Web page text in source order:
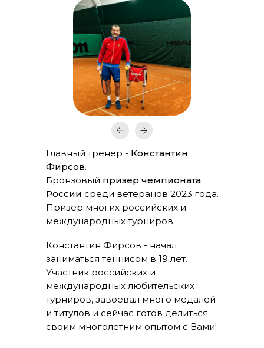
Главный тренер - Константин
Фирсов.
Бронзовый призер чемпионата
России среди ветеранов 2023 года.
Призер многих российских и
международных турниров.
Константин Фирсов - начал
заниматься теннисом в 19 лет.
Участник российских и
международных любительских
турниров, завоевал много медалей
и титулов и сейчас готов делиться
своим многолетним опытом с Вами!